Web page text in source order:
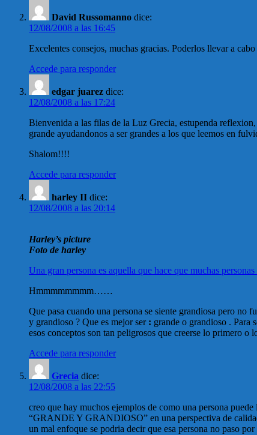
David Russomanno dice:
12/08/2008 a las 16:45
Excelentes consejos, muchas gracias. Poderlos llevar a
Accede para responder
edgar juarez dice:
12/08/2008 a las 17:24
Bienvenida a las filas de la Luz Grecia, estupenda
grande ayudandonos a ser grandes a los que leemos en
Shalom!!!!
Accede para responder
harley II dice:
12/08/2008 a las 20:14
Harley’s picture
Foto de harley
Una gran persona es aquella que hace que muchas
Hmmmmmmmm……
Que pasa cuando una persona se siente grandiosa pero no
y grandioso ? Que es mejor ser : grande o grandioso . Para
esos conceptos son tan peligrosos que creerse lo primero
Accede para responder
Grecia dice:
12/08/2008 a las 22:55
creo que hay muchos ejemplos de como una persona
“GRANDE Y GRANDIOSO” en una perspectiva de
un mal enfoque se podria decir que esa persona no paso